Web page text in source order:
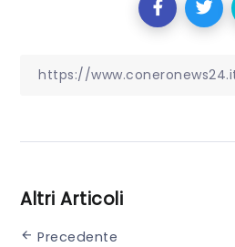
Altri Articoli
Precedente